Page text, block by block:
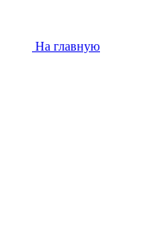
На главную